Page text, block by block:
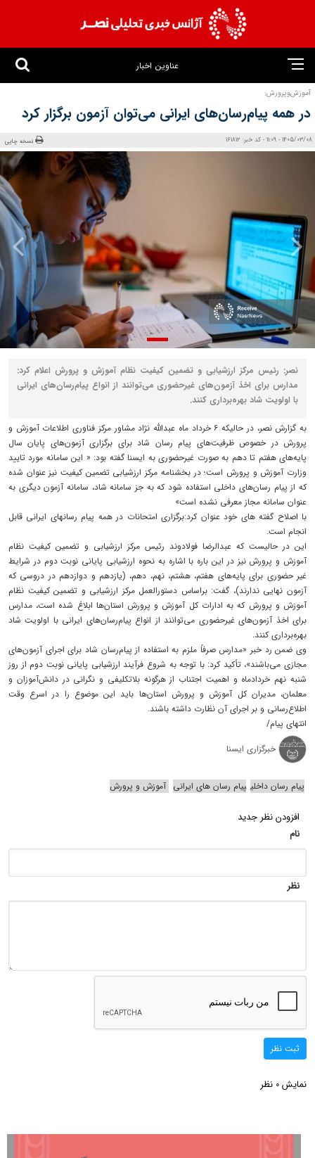
عناوین اخبار
آموزش‌وپرورش:
در همه پیام‌رسان‌های ایرانی می‌توان آزمون برگزار کرد
1405/03/08 - 11:09 - کد خبر: 161812 نسخه چاپی
نصر: رئیس مرکز ارزشیابی و تضمین کیفیت نظام آموزش و پرورش اعلام کرد:
مدارس برای اخذ آزمون‌های غیرحضوری می‌توانند از انواع پیام‌رسان‌های ایرانی
با اولویت شاد بهره‌برداری کنند.
به گزارش نصر، در حالیکه ۶ خرداد ماه عبدالله نژاد مشاور مرکز فناوری اطلاعات آموزش و
پرورش در خصوص ظرفیت‌های پیام رسان شاد برای برگزاری آزمون‌های پایان سال
پایه‌های هفتم تا دهم به صورت غیرحضوری به ایسنا گفته بود: « این سامانه مورد تایید
وزارت آموزش و پرورش است؛ در بخشنامه‌ مرکز ارزشیابی تضمین کیفیت نیز عنوان شده
که از پیام رسان‌های داخلی استفاده شود که به جز سامانه شاد، سامانه آزمون دیگری به
عنوان سامانه مجاز معرفی نشده است»
با اصلاح گفته های خود عنوان کرد:برگزاری امتحانات در همه پیام رسانهای ایرانی قابل
انجام است.
این در حالیست که عبدالرضا فولادوند رئیس مرکز ارزشیابی و تضمین کیفیت نظام
آموزش و پرورش نیز در این باره با اشاره به نحوه ارزشیابی پایانی نوبت دوم در شرایط
غیر حضوری برای پایه‌های هفتم، هشتم، نهم، دهم، (یازدهم و دوازدهم در دروسی که
آزمون نهایی ندارند)، گفت: براساس دستورالعمل مرکز ارزشیابی و تضمین کیفیت نظام
آموزش و پرورش که به ادارات کل آموزش و پرورش استان‌ها ابلاغ شده است، مدارس
برای اخذ آزمون‌های غیرحضوری می‌توانند از انواع پیام‌رسان‌های ایرانی با اولویت شاد
بهره‌برداری کنند.
وی ضمن رد خبر «مدارس صرفاً ملزم به استفاده از پیام‌رسان شاد برای اجرای آزمون‌های
مجازی می‌باشند»، تأکید کرد: با توجه به شروع فرآیند ارزشیابی پایانی نوبت دوم از روز
شنبه نهم خردادماه و اهمیت اجتناب از هرگونه بلاتکلیفی و نگرانی در دانش‌آموزان و
معلمان، مدیران کل آموزش و پرورش استان‌ها باید این موضوع را در اسرع وقت
اطلاع‌رسانی و بر اجرای آن نظارت داشته باشند.
انتهای پیام/
خبرگزاری ایسنا
پیام رسان داخلی پیام رسان های ایرانی آموزش و پرورش
افزودن نظر جدید
نام
نظر
ثبت نظر
نمایش 0 نظر